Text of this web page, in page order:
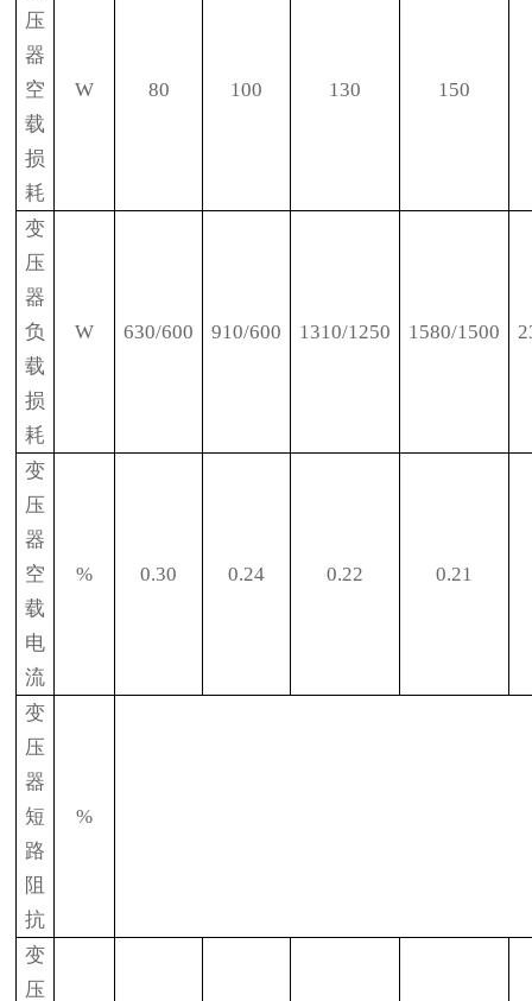
压
器
空
载
损
耗
W 80 100 130 150
变
压
器
负
载
损
耗
W 630/600 910/600 1310/1250 1580/1500
变
压
器
空
载
电
流
% 0.30 0.24 0.22 0.21
变
压
器
短
路
阻
抗
%
变
压